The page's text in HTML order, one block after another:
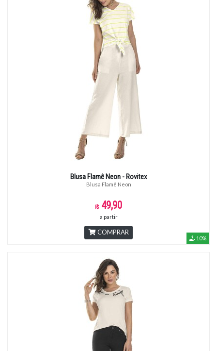
Blusa Flamê Neon - Rovitex
Blusa Flamê Neon
49,90
a partir
COMPRAR
10%